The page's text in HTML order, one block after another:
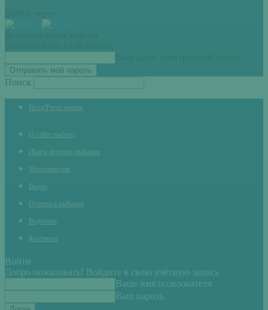
Войти через:
Всоатновление пароля
Восстановите свой пароль
Ваш адрес электронной почты
Поиск
Вход/Регистрация
О сайте рыбхоз
Ищем авторов рыбаков
Мероприятия
Видео
Отчеты о рыбалке
Водоемы
Контакты
Войти
Добро пожаловать! Войдите в свою учётную запись
Ваше имя пользователя
Ваш пароль